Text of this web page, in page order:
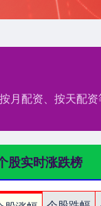
月配资、按天配
股实时涨跌榜